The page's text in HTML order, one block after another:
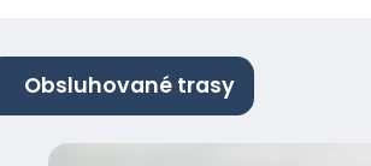
Obsluhované trasy